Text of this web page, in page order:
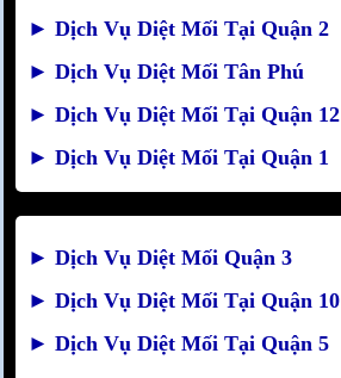
► Dịch Vụ Diệt Mối Tại Quận 2
► Dịch Vụ Diệt Mối Tân Phú
► Dịch Vụ Diệt Mối Tại Quận 12
► Dịch Vụ Diệt Mối Tại Quận 1
► Dịch Vụ Diệt Mối Quận 3
► Dịch Vụ Diệt Mối Tại Quận 10
► Dịch Vụ Diệt Mối Tại Quận 5